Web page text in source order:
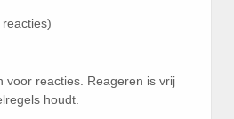
voor reacties. Reageren is vrij
houdt.